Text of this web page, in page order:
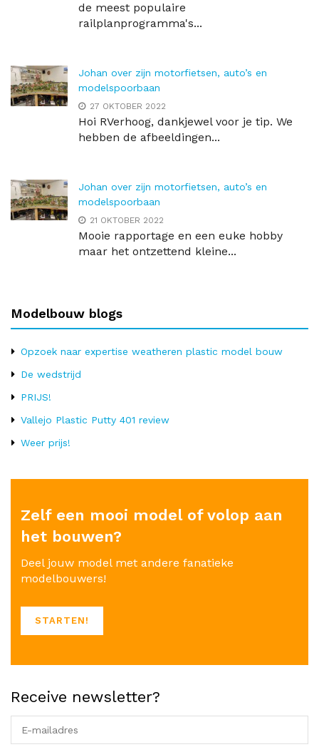
de meest populaire
railplanprogramma's...
Johan over zijn motorfietsen, auto’s en
modelspoorbaan
27 OKTOBER 2022
Hoi RVerhoog, dankjewel voor je tip. We
hebben de afbeeldingen...
Johan over zijn motorfietsen, auto’s en
modelspoorbaan
21 OKTOBER 2022
Mooie rapportage en een euke hobby
maar het ontzettend kleine...
Modelbouw blogs
Opzoek naar expertise weatheren plastic model bouw
De wedstrijd
PRIJS!
Vallejo Plastic Putty 401 review
Weer prijs!
Zelf een mooi model of volop aan
het bouwen?
Deel jouw model met andere fanatieke
modelbouwers!
STARTEN!
Receive newsletter?